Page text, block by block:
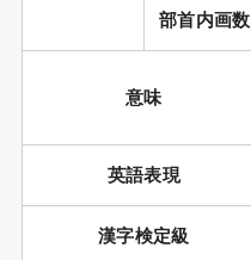
部首内画数
意味
英語表現
漢字検定級